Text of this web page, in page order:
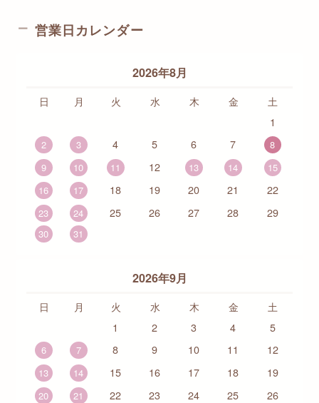
営業日カレンダー
2026年8月
日 月 火 水 木 金
土
1
2 3 4 5 6 7
8
9
10 11 12 13 14
15
16
17 18 19 20 21 22
23 24 25 26 27 28 29
30 31
2026年9月
日 月 火 水 木 金
土
1
2 3 4 5
6 7 8 9 10 11 12
13 14 15 16 17 18 19
20 21 22 23 24 25 26